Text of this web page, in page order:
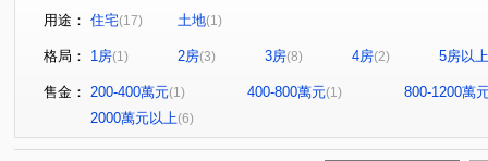
惠宇文化願景
(1)
文濱路 安順東十街 環太東路 (1) 熱河路二段(1)
東義街(1) 斗潭路 大智街(1) 原子街 大忠南街
敦富路(1) 向上路五段
用途： 住宅(17) 土地(1)
格局： 1房(1) 2房(3) 3房(8) 4房(2) 5房以上
售金： 200-400萬元(1) 400-800萬元(1)
800-1200萬
2000萬元以上(6)